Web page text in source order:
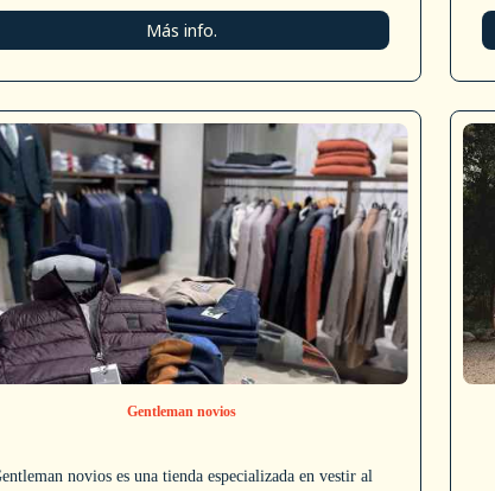
Más info.
Gentleman novios
novios es una tienda especializada en vestir al